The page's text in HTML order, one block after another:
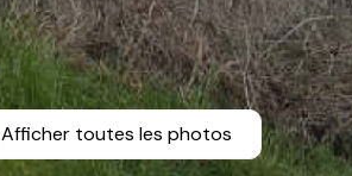
Afficher toutes les photos